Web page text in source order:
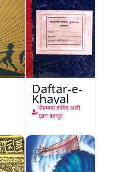
Daftar-e-
Khayal
मोहममद हामिद अली
ख़ान बहादुर